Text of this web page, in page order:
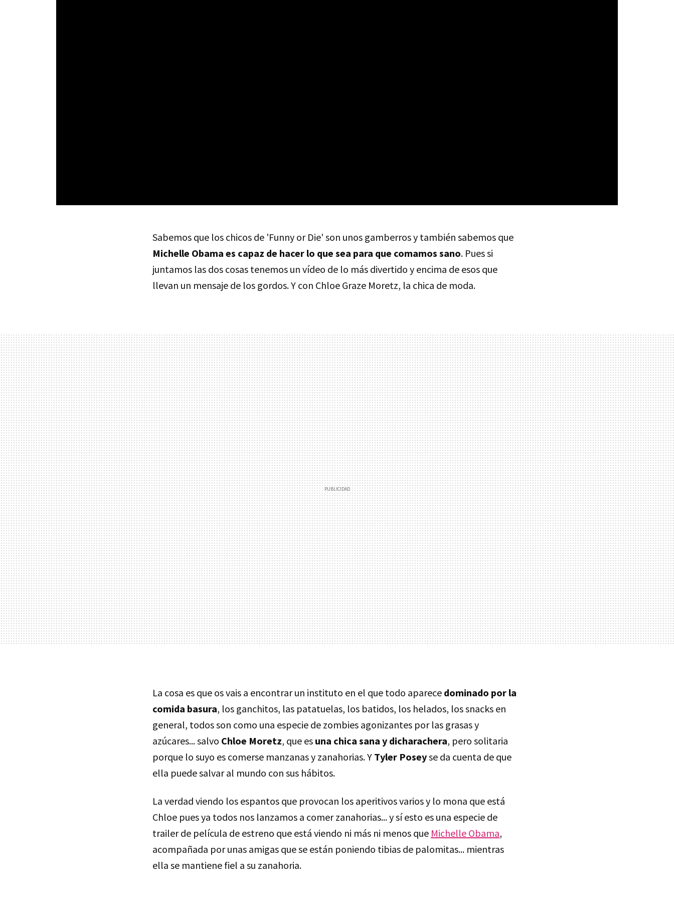
Sabemos que los chicos de 'Funny or Die' son unos gamberros y también sabemos que
Michelle Obama es capaz de hacer lo que sea para que comamos sano. Pues si
juntamos las dos cosas tenemos un vídeo de lo más divertido y encima de esos que
llevan un mensaje de los gordos. Y con Chloe Graze Moretz, la chica de moda.
La cosa es que os vais a encontrar un instituto en el que todo aparece dominado por la
comida basura, los ganchitos, las patatuelas, los batidos, los helados, los snacks en
general, todos son como una especie de zombies agonizantes por las grasas y
azúcares... salvo Chloe Moretz, que es una chica sana y dicharachera, pero solitaria
porque lo suyo es comerse manzanas y zanahorias. Y Tyler Poseyse da cuenta de que
ella puede salvar al mundo con sus hábitos.
La verdad viendo los espantos que provocan los aperitivos varios y lo mona que está
Chloe pues ya todos nos lanzamos a comer zanahorias... y sí esto es una especie de
trailer de película de estreno que está viendo ni más ni menos que Michelle Obama,
acompañada por unas amigas que se están poniendo tibias de palomitas... mientras
ella se mantiene fiel a su zanahoria.